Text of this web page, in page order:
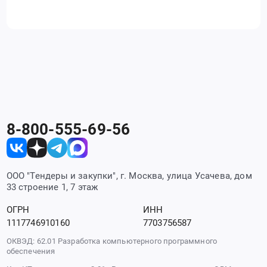
8-800-555-69-56
ООО "Тендеры и закупки", г. Москва, улица Усачева, дом
33 строение 1, 7 этаж
ОГРН
1117746910160
ИНН
7703756587
ОКВЭД: 62.01 Разработка компьютерного программного
обеспечения